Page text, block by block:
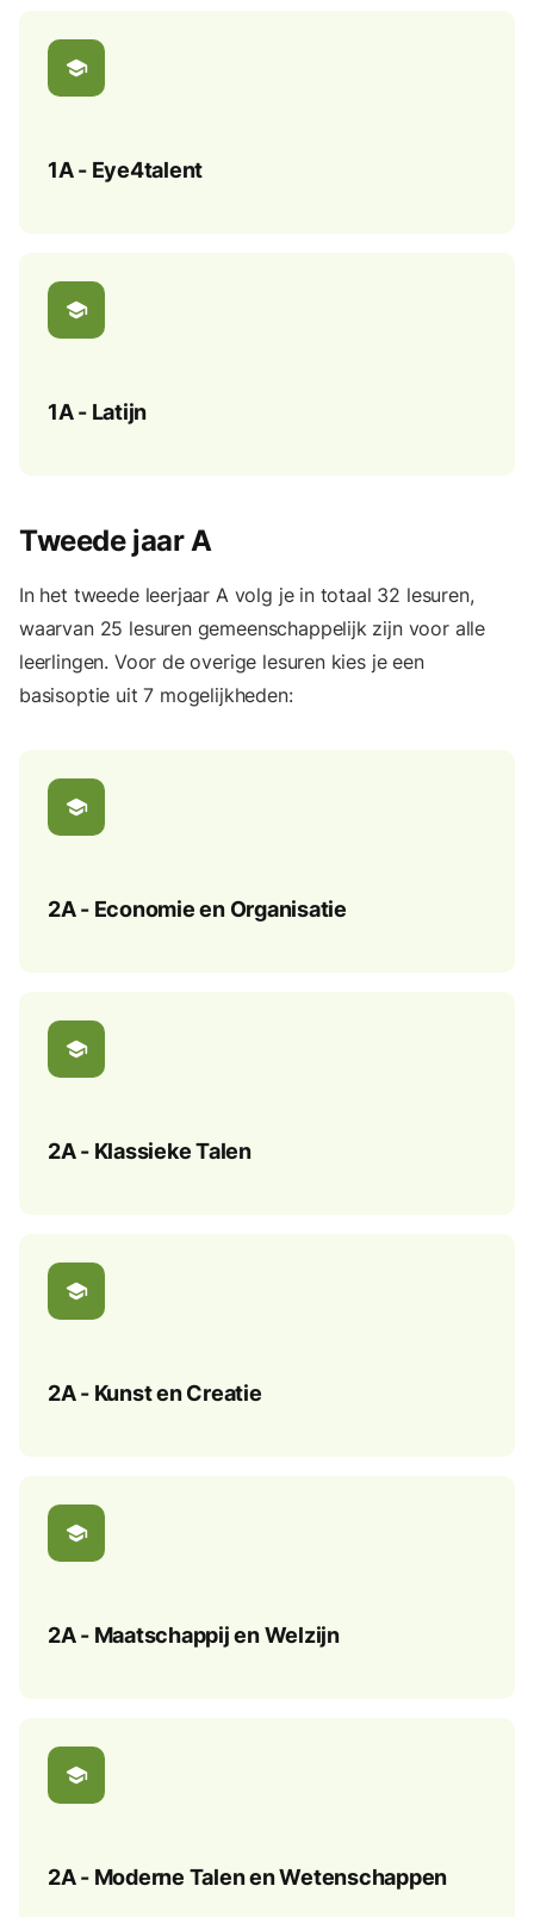
school
1A - Eye4talent
school
1A - Latijn
Tweede jaar A
In het tweede leerjaar A volg je in totaal 32 lesuren,
waarvan 25 lesuren gemeenschappelijk zijn voor alle
leerlingen. Voor de overige lesuren kies je een
basisoptie uit 7 mogelijkheden:
school
2A - Economie en Organisatie
school
2A - Klassieke Talen
school
2A - Kunst en Creatie
school
2A - Maatschappij en Welzijn
school
2A - Moderne Talen en Wetenschappen